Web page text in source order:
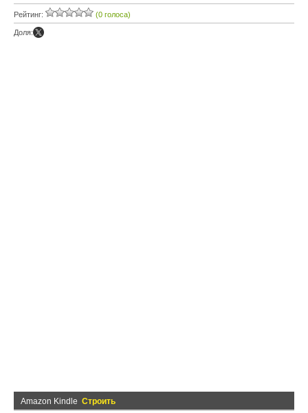
Рейтинг: (0 голоса)
Доля:
Amazon Kindle Строить